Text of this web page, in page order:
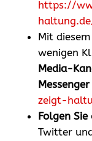
https://
Mit
wenigen
Media-
Messenger
zeigt-
Folgen
Twitter